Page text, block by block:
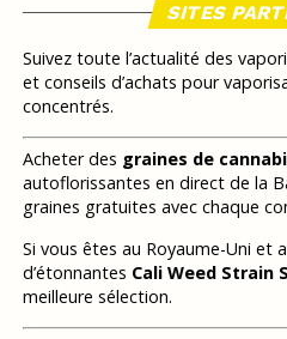
SITES
Suivez toute l’actualité des
et conseils d’achats pour
concentrés.
Acheter des graines de
autoflorissantes en direct de la
graines gratuites avec chaque
Si vous êtes au Royaume-Uni et
d’étonnantes Cali Weed Strain
meilleure sélection.